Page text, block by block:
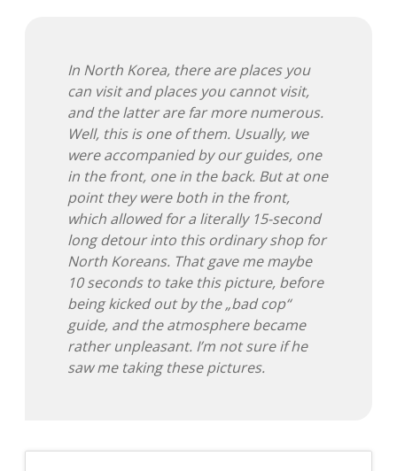
Adventskalender 2016
Adventskalender 2017
Adventskalender 2018
Adventskalender 2019
Adventskalender 2020
Adventskalender 2021
Adventskalender 2022
Adventskalender 2023
In North Korea, there are places you
can visit and places you cannot visit,
and the latter are far more numerous.
Well, this is one of them. Usually, we
were accompanied by our guides, one
in the front, one in the back. But at one
point they were both in the front,
which allowed for a literally 15-second
long detour into this ordinary shop for
North Koreans. That gave me maybe
10 seconds to take this picture, before
being kicked out by the „bad cop“
guide, and the atmosphere became
rather unpleasant. I’m not sure if he
saw me taking these pictures.